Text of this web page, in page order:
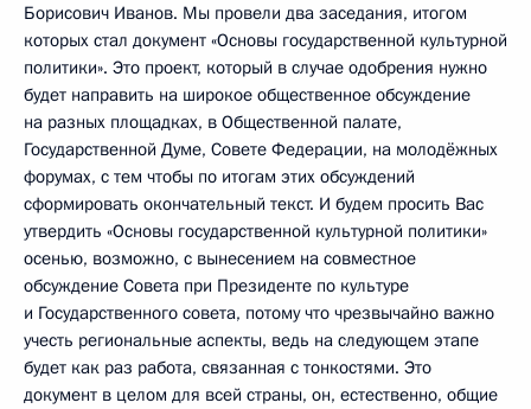
Борисович Иванов. Мы провели два заседания, итогом
которых стал документ «Основы государственной культурной
политики». Это проект, который в случае одобрения нужно
будет направить на широкое общественное обсуждение
на разных площадках, в Общественной палате,
Государственной Думе, Совете Федерации, на молодёжных
форумах, с тем чтобы по итогам этих обсуждений
сформировать окончательный текст. И будем просить Вас
утвердить «Основы государственной культурной политики»
осенью, возможно, с вынесением на совместное
обсуждение Совета при Президенте по культуре
и Государственного совета, потому что чрезвычайно важно
учесть региональные аспекты, ведь на следующем этапе
будет как раз работа, связанная с тонкостями. Это
документ в целом для всей страны, он, естественно, общие